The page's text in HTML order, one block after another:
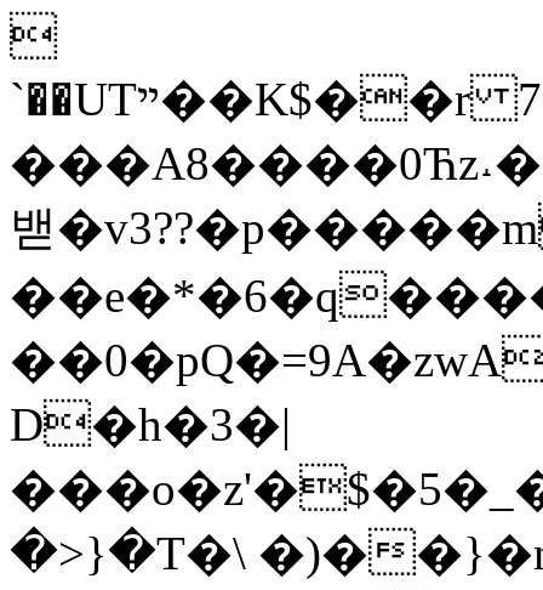

`��UTײ��K$��r 7���w�Y�i���\�Rt�UcXAݓ���
밷
��e�*
D�h�3�|
�>}�T�\ �)�